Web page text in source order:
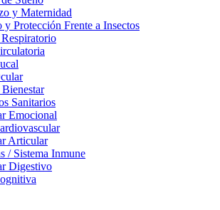
y Maternidad
y Protección Frente a Insectos
Respiratorio
Sanitarios
Emocional
Articular
/ Sistema Inmune
Digestivo